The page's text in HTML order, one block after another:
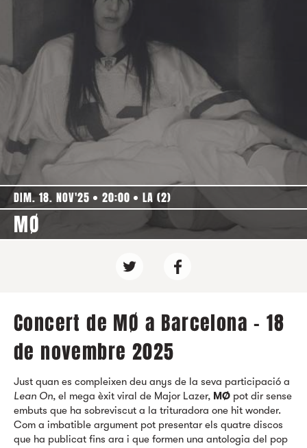
DIM. 18. NOV'25 20:00 LA (2)
MØ
Concert de MØ a Barcelona - 18
de novembre 2025
Just quan es compleixen deu anys de la seva participació a
Lean On, el mega èxit viral de Major Lazer, MØ pot dir sense
embuts que ha sobreviscut a la trituradora one hit wonder.
Com a imbatible argument pot presentar els quatre discos
que ha publicat fins ara i que formen una antologia del pop